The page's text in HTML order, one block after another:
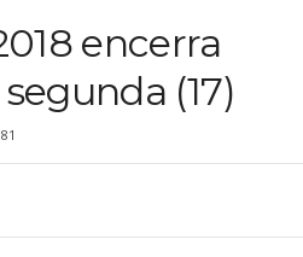
encerra
(17)